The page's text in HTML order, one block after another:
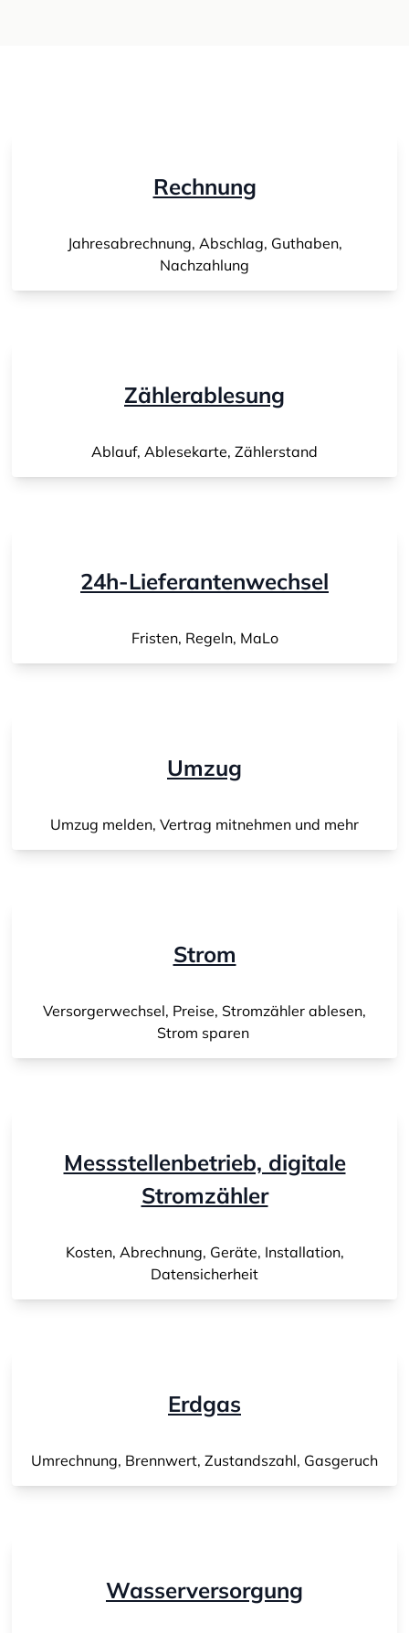
Rechnung
Jahresabrechnung, Abschlag, Guthaben,
Nachzahlung
Zählerablesung
Ablauf, Ablesekarte, Zählerstand
24h-Lieferantenwechsel
Fristen, Regeln, MaLo
Umzug
Umzug melden, Vertrag mitnehmen und mehr
Strom
Versorgerwechsel, Preise, Stromzähler ablesen,
Strom sparen
Messstellenbetrieb, digitale
Stromzähler
Kosten, Abrechnung, Geräte, Installation,
Datensicherheit
Erdgas
Umrechnung, Brennwert, Zustandszahl, Gasgeruch
Wasserversorgung